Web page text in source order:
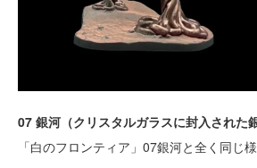
07 銀河（クリスタルガラスに封入された
「白のフロンティア」07銀河と全く同じ